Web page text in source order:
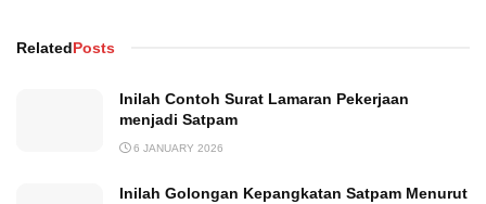
RelatedPosts
Inilah Contoh Surat Lamaran Pekerjaan
menjadi Satpam
6 JANUARY 2026
Inilah Golongan Kepangkatan Satpam Menurut